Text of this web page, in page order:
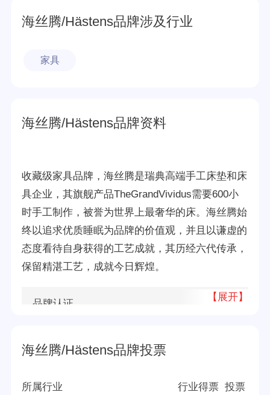
海丝腾/Hästens品牌涉及行业
家具
海丝腾/Hästens品牌资料
收藏级家具品牌，海丝腾是瑞典高端手工床垫和床
具企业，其旗舰产品TheGrandVividus需要600小
时手工制作，被誉为世界上最奢华的床。海丝腾始
终以追求优质睡眠为品牌的价值观，并且以谦虚的
态度看待自身获得的工艺成就，其历经六代传承，
保留精湛工艺，成就今日辉煌。
品牌认证 十大
【展开】
海丝腾/Hästens品牌投票
所属行业 行业得票 投票